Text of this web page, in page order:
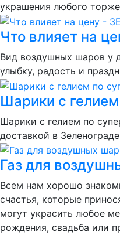
украшения любого
Что влияет на
Вид воздушных шаров у
улыбку, радость и
Шарики с
Шарики с гелием по
доставкой в
Газ для
Всем нам хорошо
счастья, которые
могут украсить любое
рождения, свадьба или